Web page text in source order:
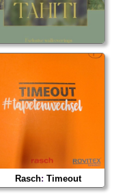
Rasch: Timeout